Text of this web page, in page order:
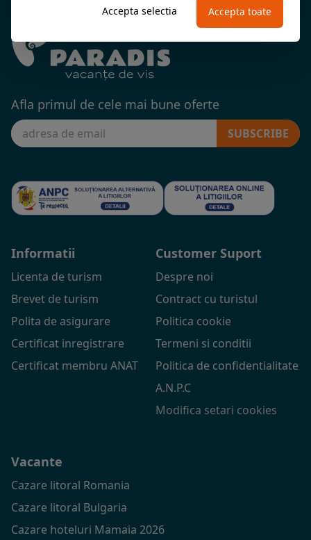
Afla primul de cele mai bune oferte
SUBSCRIBE
Informatii
Licenta de turism
Brevet de turism
Polita de asigurare
Certificat inregistrare
Certificat membru ANAT
Customer Suport
Despre noi
Contract cu turistul
Politica cookie
Termeni si conditii
Politica de confidentialitate
A.N.P.C
Modifica setari cookies
Vacante
Cazare litoral Romania
Cazare litoral Bulgaria
Cazare hoteluri Mamaia 2026
Accepta selectia Accepta toate